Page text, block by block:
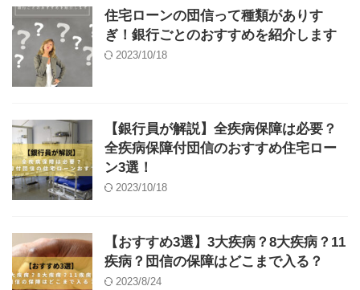
住宅ローンの団信って種類がありす
ぎ！銀行ごとのおすすめを紹介します
2023/10/18
【銀行員が解説】全疾病保障は必要？
全疾病保障付団信のおすすめ住宅ロー
ン3選！
2023/10/18
【おすすめ3選】3大疾病？8大疾病？11
疾病？団信の保障はどこまで入る？
2023/8/24